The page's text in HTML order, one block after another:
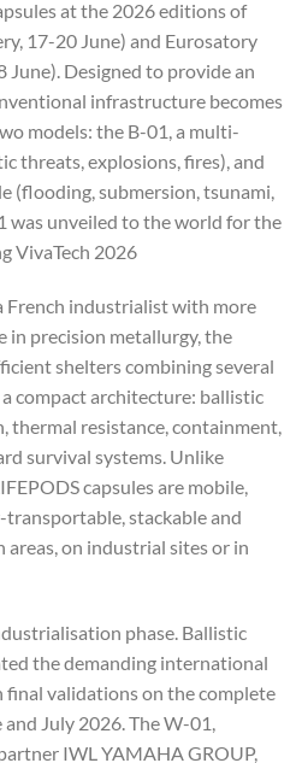
at the 2026 editions of
17-20 June) and Eurosatory
June). Designed to provide an
infrastructure becomes
models: the B-01, a multi-
threats, explosions, fires), and
(flooding, submersion, tsunami,
was unveiled to the world for the
VivaTech 2026.
French industrialist with more
in precision metallurgy, the
shelters combining several
compact architecture: ballistic
thermal resistance, containment,
survival systems. Unlike
capsules are mobile,
stackable and
on industrial sites or in
phase. Ballistic
the demanding international
validations on the complete
July 2026. The W-01,
IWL YAMAHA GROUP,